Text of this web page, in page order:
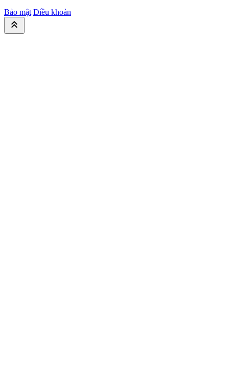
Bảo mật Điều khoản
keyboard_double_arrow_up